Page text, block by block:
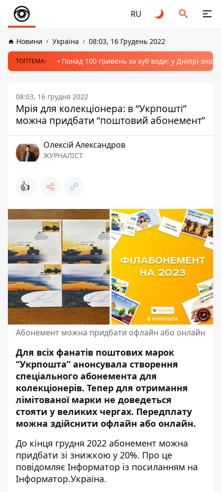
RU
Новини Україна 08:03, 16 Грудень 2022
ТОПТЕМА: Понад 100 гривень за куб води: у Дніпрі
08:03, 16 грудня 2022
Мрія для колекціонера: в “Укрпошті”
можна придбати “поштовий абонемент”
Олексій Александров
ЖУРНАЛІСТ
👍
Абонемент можна придбати офлайн або онлайн
Для всіх фанатів поштових марок
“Укрпошта” анонсувала створення
спеціального абонемента для
колекціонерів. Тепер для отримання
лімітованої марки не доведеться
стояти у великих чергах. Передплату
можна здійснити офлайн або онлайн.
До кінця грудня 2022 абонемент можна
придбати зі знижкою у 20%. Про це
повідомляє Інформатор із посиланням на
Інформатор.Україна.